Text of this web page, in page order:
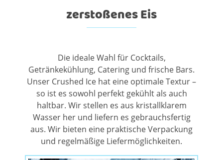
zerstoßenes Eis
Die ideale Wahl für Cocktails,
Getränkekühlung, Catering und frische Bars.
Unser Crushed Ice hat eine optimale Textur –
so ist es sowohl perfekt gekühlt als auch
haltbar. Wir stellen es aus kristallklarem
Wasser her und liefern es gebrauchsfertig
aus. Wir bieten eine praktische Verpackung
und regelmäßige Liefermöglichkeiten.